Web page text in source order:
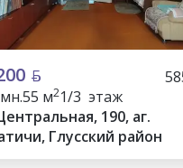
55 м21/3 этаж
190, аг.
Глусский район